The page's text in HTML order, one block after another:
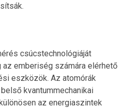
csúcstechnológiáját
emberiség számára elérhető
eszközök. Az atomórák
kvantummechanikai
az energiaszintek